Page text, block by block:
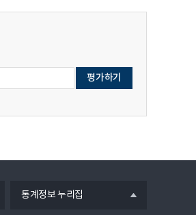
통계정보 누리집